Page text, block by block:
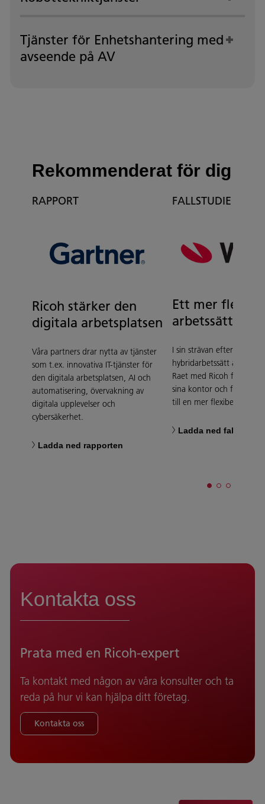
Tjänster för Enhetshantering med
avseende på AV
Rekommenderat för dig
RAPPORT
Ricoh stärker den
digitala arbetsplatsen
Våra partners drar nytta av tjänster
som t.ex. innovativa IT-tjänster för
den digitala arbetsplatsen, AI och
automatisering, övervakning av
digitala upplevelser och
cybersäkerhet.
Ladda ned rapporten
FALLSTUDIE
Ett mer
arbetssätt
I sin strävan efter ett
hybridarbetssätt
Raet med Ricoh för att
sina kontor och
till en mer flexibel
Ladda ned
Kontakta oss
Prata med en Ricoh-expert
Ta kontakt med någon av våra konsulter och ta
reda på hur vi kan hjälpa ditt företag.
Kontakta oss